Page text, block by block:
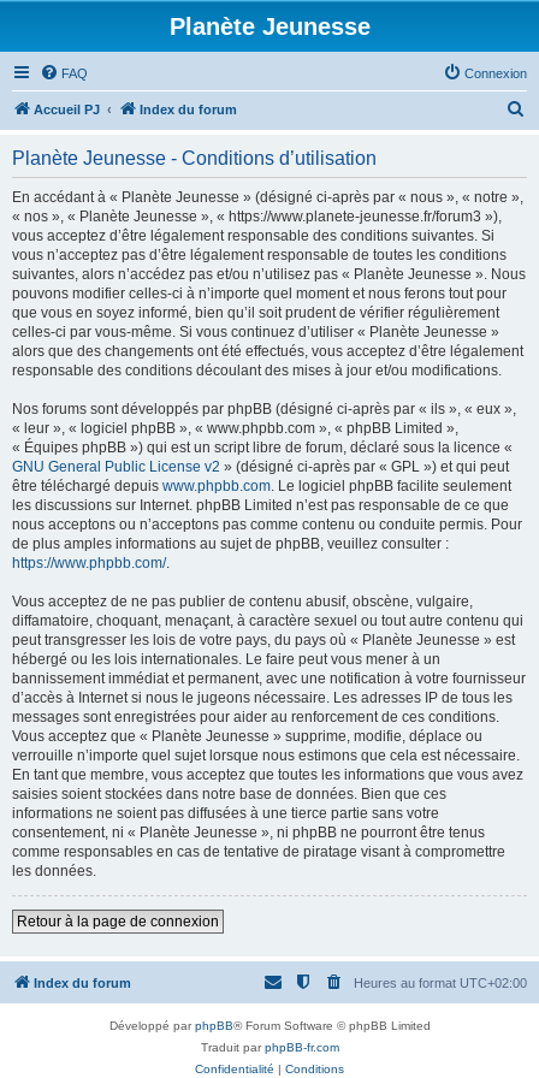
Planète Jeunesse
FAQ Connexion
Accueil PJ Index du forum
Planète Jeunesse - Conditions d’utilisation
En accédant à « Planète Jeunesse » (désigné ci-après par « nous », « notre »,
« nos », « Planète Jeunesse », « https://www.planete-jeunesse.fr/forum3 »),
vous acceptez d’être légalement responsable des conditions suivantes. Si
vous n’acceptez pas d’être légalement responsable de toutes les conditions
suivantes, alors n’accédez pas et/ou n’utilisez pas « Planète Jeunesse ». Nous
pouvons modifier celles-ci à n’importe quel moment et nous ferons tout pour
que vous en soyez informé, bien qu’il soit prudent de vérifier régulièrement
celles-ci par vous-même. Si vous continuez d’utiliser « Planète Jeunesse »
alors que des changements ont été effectués, vous acceptez d’être légalement
responsable des conditions découlant des mises à jour et/ou modifications.
Nos forums sont développés par phpBB (désigné ci-après par « ils », « eux »,
« leur », « logiciel phpBB », « www.phpbb.com », « phpBB Limited »,
« Équipes phpBB ») qui est un script libre de forum, déclaré sous la licence «
GNU General Public License v2 » (désigné ci-après par « GPL ») et qui peut
être téléchargé depuis www.phpbb.com. Le logiciel phpBB facilite seulement
les discussions sur Internet. phpBB Limited n’est pas responsable de ce que
nous acceptons ou n’acceptons pas comme contenu ou conduite permis. Pour
de plus amples informations au sujet de phpBB, veuillez consulter :
https://www.phpbb.com/.
Vous acceptez de ne pas publier de contenu abusif, obscène, vulgaire,
diffamatoire, choquant, menaçant, à caractère sexuel ou tout autre contenu qui
peut transgresser les lois de votre pays, du pays où « Planète Jeunesse » est
hébergé ou les lois internationales. Le faire peut vous mener à un
bannissement immédiat et permanent, avec une notification à votre fournisseur
d’accès à Internet si nous le jugeons nécessaire. Les adresses IP de tous les
messages sont enregistrées pour aider au renforcement de ces conditions.
Vous acceptez que « Planète Jeunesse » supprime, modifie, déplace ou
verrouille n’importe quel sujet lorsque nous estimons que cela est nécessaire.
En tant que membre, vous acceptez que toutes les informations que vous avez
saisies soient stockées dans notre base de données. Bien que ces
informations ne soient pas diffusées à une tierce partie sans votre
consentement, ni « Planète Jeunesse », ni phpBB ne pourront être tenus
comme responsables en cas de tentative de piratage visant à compromettre
les données.
Retour à la page de connexion
Index du forum Heures au format UTC+02:00
Développé parphpBB® Forum Software © phpBB Limited
Traduit parphpBB-fr.com
Confidentialité | Conditions